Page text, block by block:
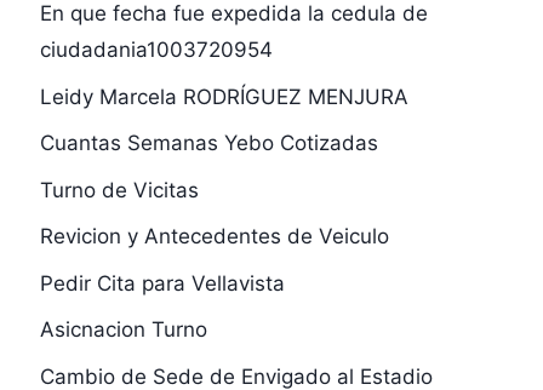
En que fecha fue expedida la cedula de
ciudadania1003720954
Leidy Marcela RODRÍGUEZ MENJURA
Cuantas Semanas Yebo Cotizadas
Turno de Vicitas
Revicion y Antecedentes de Veiculo
Pedir Cita para Vellavista
Asicnacion Turno
Cambio de Sede de Envigado al Estadio